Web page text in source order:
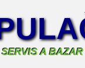
A